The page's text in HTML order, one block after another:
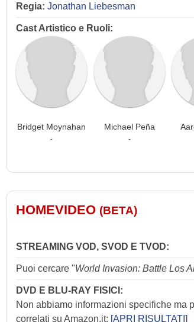
Regia: Jonathan Liebesman
Cast Artistico e Ruoli:
Bridget Moynahan
-
Michael Peña
-
HOMEVIDEO (BETA)
STREAMING VOD, SVOD E TVOD:
Puoi cercare "World Invasion: Battle Los
DVD E BLU-RAY FISICI:
Non abbiamo informazioni specifiche ma
correlati su Amazon.it: [APRI RISULTATI]